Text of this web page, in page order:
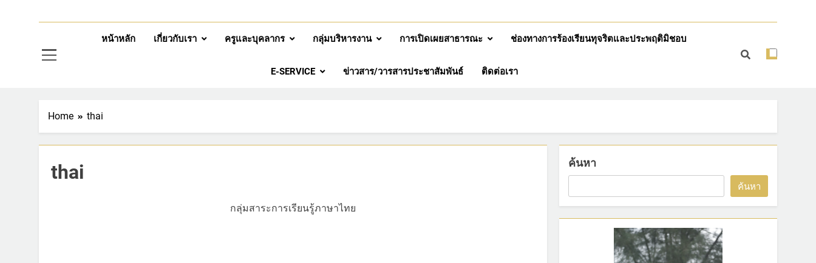
หน้าหลัก เกี่ยวกับเรา ครูและบุคลากร กลุ่มบริหารงาน การเปิดเผยสาธารณะ ช่องทางการร้องเรียนทุจริตและประพฤติมิชอบ
E-SERVICE ข่าวสาร/วารสารประชาสัมพันธ์ ติดต่อเรา
Home thai
thai
กลุ่มสาระการเรียนรู้ภาษาไทย
ค้นหา
ค้นหา